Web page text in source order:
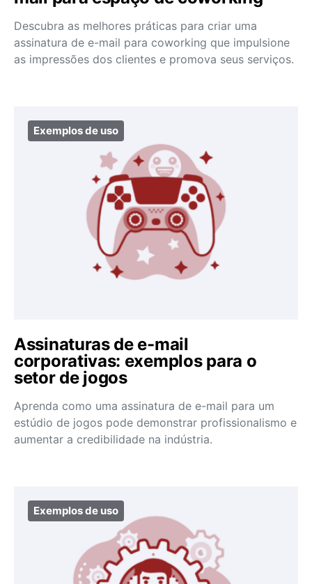
Descubra as melhores práticas para criar uma
assinatura de e-mail para coworking que impulsione
as impressões dos clientes e promova seus serviços.
Exemplos de uso
Assinaturas de e-mail
corporativas: exemplos para o
setor de jogos
Aprenda como uma assinatura de e-mail para um
estúdio de jogos pode demonstrar profissionalismo e
aumentar a credibilidade na indústria.
Exemplos de uso